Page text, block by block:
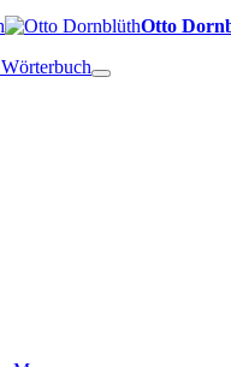
Otto